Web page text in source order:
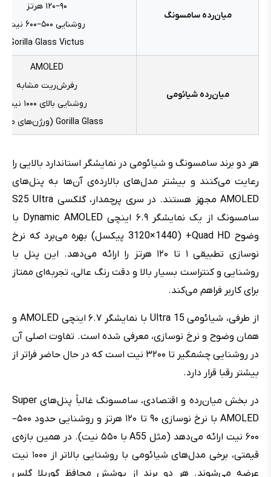
میان‌رده سامسونگ
۹۰–۱۲۰ هرتز
روشنایی ۵۰۰–۶۰۰ نیت
Gorilla Glass Victus
میان‌رده شیائومی
AMOLED
رفرش‌ریت مشابه
روشنایی بالای ۱۰۰۰ نیت
Gorilla Glass (ورژن‌های متنوع)
هر دو برند سامسونگ و شیائومی در نمایشگر استاندارد بالایی را
رعایت می‌کنند و بیشتر مدل‌های بالارده‌ی آن‌ها به پنل‌های
AMOLED مجهز هستند. در سری پرچمدار، گلکسی S25 Ultra
سامسونگ از یک نمایشگر ۶.۹ اینچی Dynamic AMOLED با
وضوح Quad HD+ (3120×1440 پیکسل) بهره می‌برد که نرخ
نوسازی تطبیقی ۱ تا ۱۲۰ هرتز را ارائه می‌دهد. این پنل با
روشنایی و کنتراست بسیار بالا و دقت رنگ عالی، تجربه‌ای ممتاز
برای کاربر فراهم می‌کند.
از طرفی،‌ شیائومی Ultra 15 با نمایشگر ۶.۷ اینچی AMOLED و
همان وضوح و نرخ نوسازی، معرفی شده است. تفاوت اصلی آن
در روشنایی چشمگیر تا ۳۲۰۰ نیت است که در حال حاضر فراتر از
بیشتر رقبا قرار دارد.
در بخش میان‌رده و اقتصادی، سامسونگ غالباً پنل‌های Super
AMOLED با نرخ نوسازی ۹۰ تا ۱۲۰ هرتز و روشنایی حدود ۵۰۰–
۶۰۰ نیت ارائه می‌دهد (مثل A55 با ۵۵۰ نیت). در همین بازه‌ی
قیمتی، برخی مدل‌های شیائومی با روشنایی بالاتر از ۱۰۰۰ نیت
عرضه می‌شوند. هر دو برند از پوشش محافظ گوریلا گلس